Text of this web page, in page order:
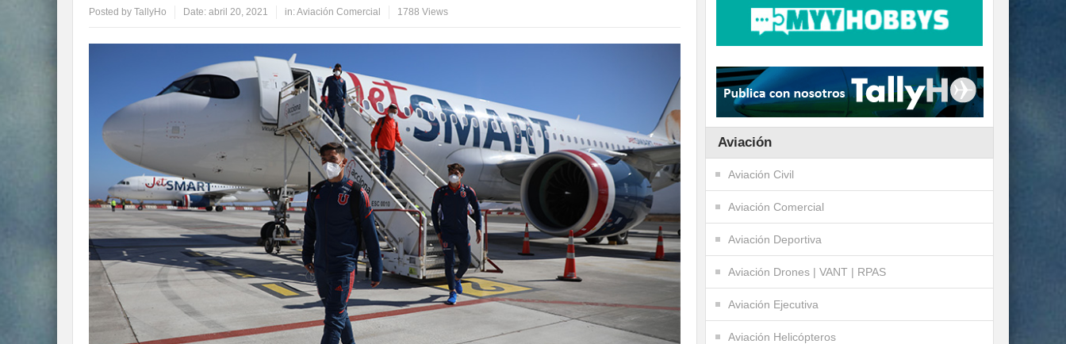
Posted by TallyHo Date: abril 20, 2021 in:Aviación Comercial 1788 Views
Aviación
Aviación Civil
Aviación Comercial
Aviación Deportiva
Aviación Drones | VANT | RPAS
Aviación Ejecutiva
Aviación Helicópteros